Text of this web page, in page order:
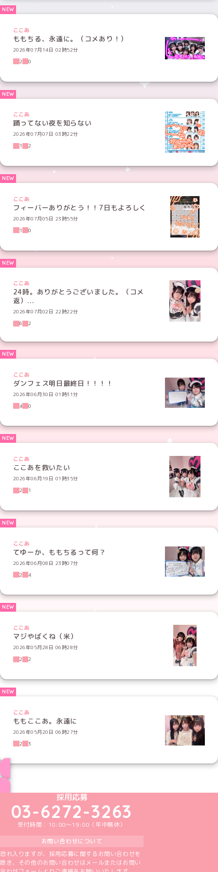
ここあ
ももちる、永遠に。（コメあり！）
2026年07月14日 02時52分
2
0
ここあ
踊ってない夜を知らない
2026年07月07日 03時22分
1
2
ここあ
フィーバーありがとう！！7日もよろしく
2026年07月05日 23時55分
1
0
ここあ
24時。ありがとうございました。（コメ
返）...
2026年07月02日 22時22分
6
2
ここあ
ダンフェス明日最終日！！！！
2026年06月30日 01時31分
4
0
ここあ
ここあを救いたい
2026年06月19日 01時35分
2
1
ここあ
てゆーか、ももちるって何？
2026年06月08日 23時07分
2
4
ここあ
マジやばくね（米）
2026年05月28日 06時28分
2
2
ここあ
ももここあ。永遠に
2026年05月20日 06時27分
2
3
めいどりーみんTikTok公式アカウント
めいどりーみんX公式アカウント
めいどりーみんInstagram公式アカウント
めいどりーみんFacebook公式アカウン
めいどりーみんYouTube公式アカ
採用応募
03-6272-3263
受付時間：10:00～19:00（年中無休）
お問い合わせについて
恐れ入りますが、採用応募に関するお問い合わせを
除き、その他のお問い合わせはメールまたはお問い